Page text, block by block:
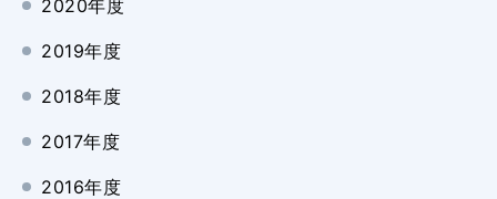
2020年度
2019年度
2018年度
2017年度
2016年度